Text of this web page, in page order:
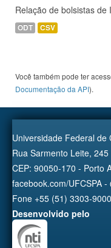
Relação de bolsistas de
ODT CSV
Você também pode ter
Documentação da API).
Universidade Federal de
Rua Sarmento Leite,
CEP: 90050-170 - Porto
facebook.com/UFCSPA -
Fone +55 (51) 3303-9000
Desenvolvido pelo